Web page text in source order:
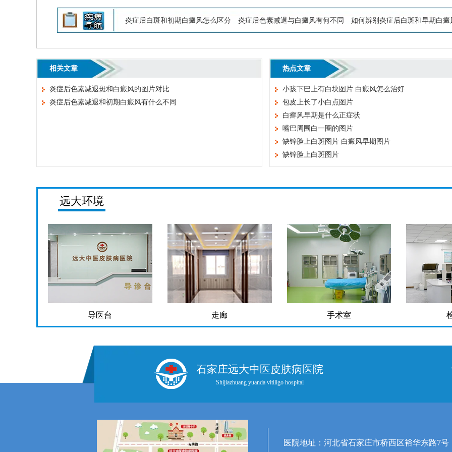
炎症后白斑和初期白癜风怎么区分 炎症后色素减退与白癜风有何不同 如何辨别炎症后白斑和早期白癜
相关文章
炎症后色素减退斑和白癜风的图片对比
炎症后色素减退和初期白癜风有什么不同
热点文章
小孩下巴上有白块图片 白癜风怎么治好
包皮上长了小白点图片
白癣风早期是什么正症状
嘴巴周围白一圈的图片
缺锌脸上白斑图片 白癜风早期图片
缺锌脸上白斑图片
远大环境
导医台 走廊 手术室
石家庄远大中医皮肤病医院
Shijiazhuang yuanda vitiligo hospital
医院地址：河北省石家庄市桥西区裕华东路7号